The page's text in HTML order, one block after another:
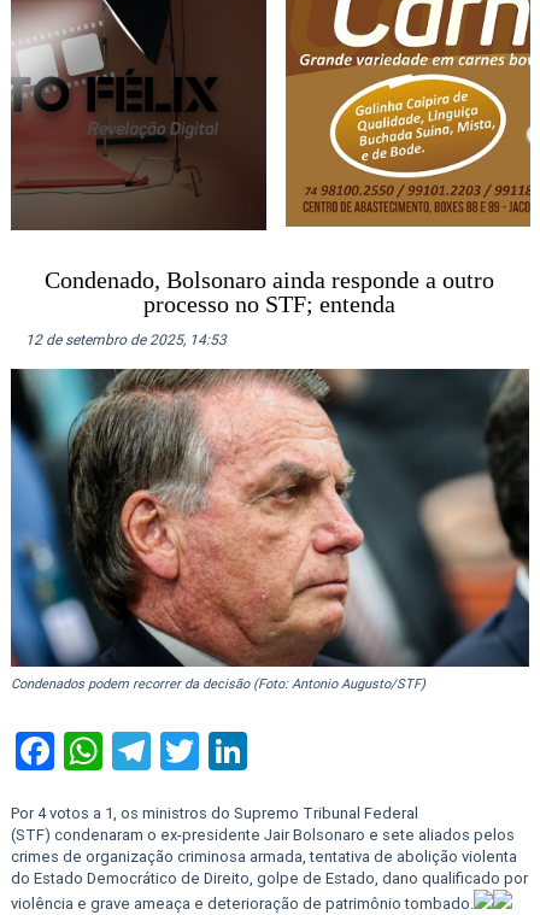
Condenado, Bolsonaro ainda responde a outro
processo no STF; entenda
12 de setembro de 2025, 14:53
Condenados podem recorrer da decisão (Foto: Antonio Augusto/STF)
Facebook
WhatsApp
Telegram
Twitter
LinkedIn
Por 4 votos a 1, os ministros do Supremo Tribunal Federal
(STF) condenaram o ex-presidente Jair Bolsonaro e sete aliados pelos
crimes de organização criminosa armada, tentativa de abolição violenta
do Estado Democrático de Direito, golpe de Estado, dano qualificado por
violência e grave ameaça e deterioração de patrimônio tombado.